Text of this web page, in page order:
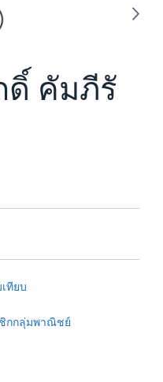
ดิ์ คัมภีรั
ทียบ
กกลุ่มพาณิชย์